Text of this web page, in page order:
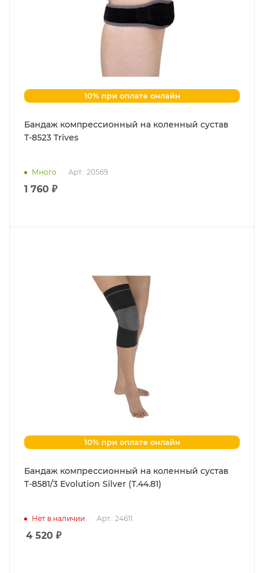
10% при оплате онлайн
Бандаж компрессионный на коленный сустав
Т-8523 Trives
Много Арт.: 20569
1 760 ₽
10% при оплате онлайн
Бандаж компрессионный на коленный сустав
Т-8581/3 Evolution Silver (Т.44.81)
Нет в наличии Арт.: 24611
4 520 ₽